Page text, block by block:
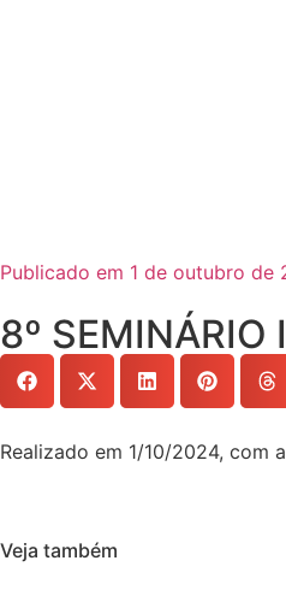
Publicado em 1 de outubro de
8º
Realizado em 1/10/2024, com
Veja também